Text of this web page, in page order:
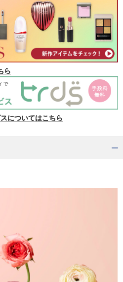
ら
についてはこちら